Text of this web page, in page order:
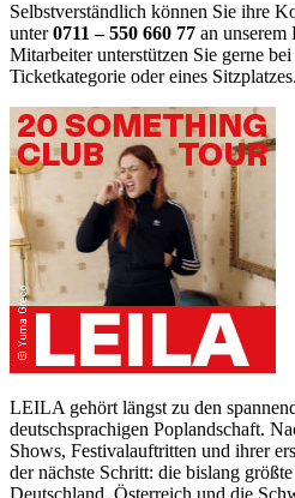
Selbstverständlich können Sie ihre
unter0711 – 550 660 77 an unserem
Mitarbeiter unterstützen Sie gerne
Ticketkategorie oder eines Sitzplatzes.
LEILA gehört längst zu den
deutschsprachigen Poplandschaft.
Shows, Festivalauftritten und ihrer
der nächste Schritt: die bislang